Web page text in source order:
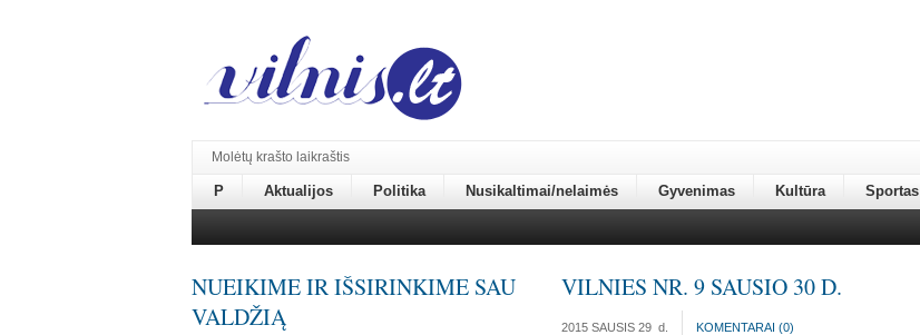
Molėtų krašto laikraštis
P Aktualijos Politika Nusikaltimai/nelaimės Gyvenimas Kultūra Sportas
NUEIKIME IR IŠSIRINKIME SAU
VALDŽIĄ
VILNIES NR. 9 SAUSIO 30 D.
2015 SAUSIS 29 d. KOMENTARAI (0)